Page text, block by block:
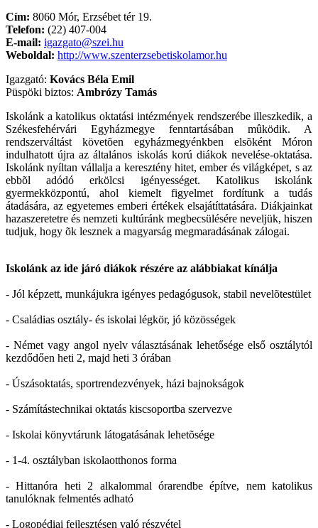
Cím: 8060 Mór, Erzsébet tér 19.
Telefon: (22) 407-004
E-mail: igazgato@szei.hu
Weboldal: http://www.szenterzsebetiskolamor.hu
Igazgató: Kovács Béla Emil
Püspöki biztos: Ambrózy Tamás
Iskolánk a katolikus oktatási intézmények rendszerébe illeszkedik, a
Székesfehérvári Egyházmegye fenntartásában mûködik. A
rendszerváltást követõen egyházmegyénkben elsõként Móron
indulhatott újra az általános iskolás korú diákok nevelése-oktatása.
Iskolánk nyíltan vállalja a keresztény hitet, ember és világképet, s az
ebbõl adódó erkölcsi igényességet. Katolikus iskolánk
gyermekközpontú, ahol kiemelt figyelmet fordítunk a tudás
átadására, az egyetemes emberi értékek elsajátíttatására. Diákjainkat
hazaszeretetre és nemzeti kultúránk megbecsülésére neveljük, hiszen
tudjuk, hogy õk lesznek a magyarság megmaradásának zálogai.
Iskolánk az ide járó diákok részére az alábbiakat kínálja
- Jól képzett, munkájukra igényes pedagógusok, stabil nevelõtestület
- Családias osztály- és iskolai légkör, jó közösségek
- Német vagy angol nyelv választásának lehetősége első osztálytól
kezdődően heti 2, majd heti 3 órában
- Úszásoktatás, sportrendezvények, házi bajnokságok
- Számítástechnikai oktatás kiscsoportba szervezve
- Iskolai könyvtárunk látogatásának lehetõsége
- 1-4. osztályban iskolaotthonos forma
- Hittanóra heti 2 alkalommal órarendbe építve, nem katolikus
tanulóknak felmentés adható
- Logopédiai fejlesztésen való részvétel